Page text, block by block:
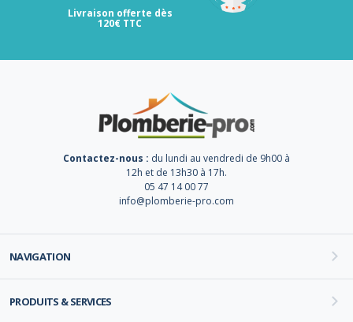
Livraison offerte dès
120€ TTC
Contactez-nous : du lundi au vendredi de 9h00 à
12h et de 13h30 à 17h.
05 47 14 00 77
info@plomberie-pro.com
NAVIGATION
PRODUITS & SERVICES